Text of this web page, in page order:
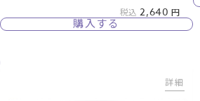
税込 2,640
購入する
詳細